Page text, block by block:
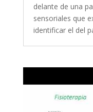
delante de una
sensoriales que
identificar el del